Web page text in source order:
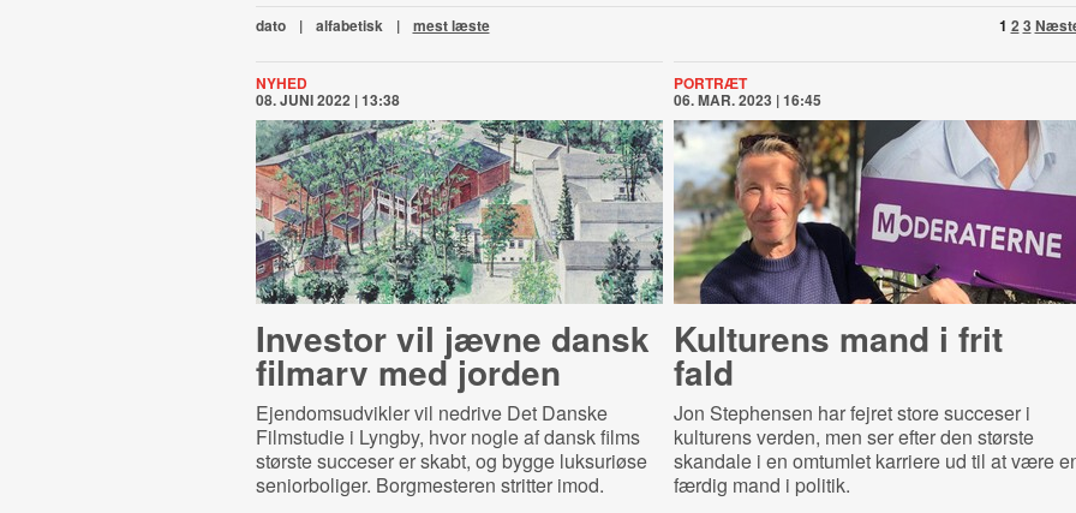
1 2 3
dato | alfabetisk | mest læste
NYHED
08. JUNI 2022 | 13:38
Investor vil jævne dansk
filmarv med jorden
Ejendomsudvikler vil nedrive Det Danske
Filmstudie i Lyngby, hvor nogle af dansk films
største succeser er skabt, og bygge luksuriøse
seniorboliger. Borgmesteren stritter imod.
PORTRÆT
06. MAR. 2023 | 16:45
Kulturens mand i frit
fald
Jon Stephensen har fejret store succeser i
kulturens verden, men ser efter den største
skandale i en omtumlet karriere ud til at være
færdig mand i politik.